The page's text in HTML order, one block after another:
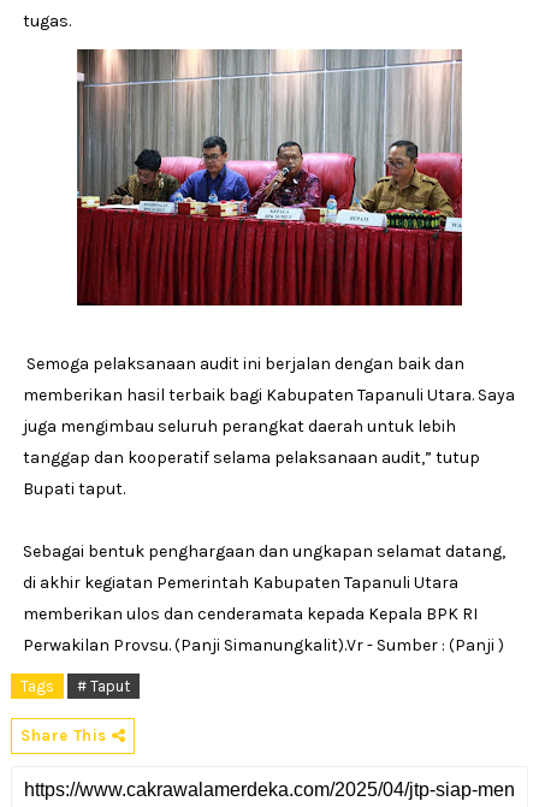
tugas.
Semoga pelaksanaan audit ini berjalan dengan baik dan
memberikan hasil terbaik bagi Kabupaten Tapanuli Utara. Saya
juga mengimbau seluruh perangkat daerah untuk lebih
tanggap dan kooperatif selama pelaksanaan audit,” tutup
Bupati taput.
Sebagai bentuk penghargaan dan ungkapan selamat datang,
di akhir kegiatan Pemerintah Kabupaten Tapanuli Utara
memberikan ulos dan cenderamata kepada Kepala BPK RI
Perwakilan Provsu. (Panji Simanungkalit).Vr - Sumber : (Panji )
Tags # Taput
Share This